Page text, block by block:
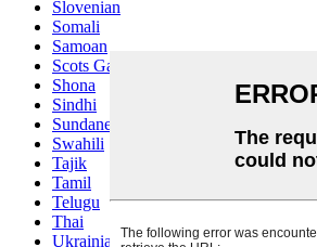
Slovenian
Somali
Samoan
Scots Gaelic
Shona
Sindhi
Sundanese
Swahili
Tajik
Tamil
Telugu
Thai
Ukrainian